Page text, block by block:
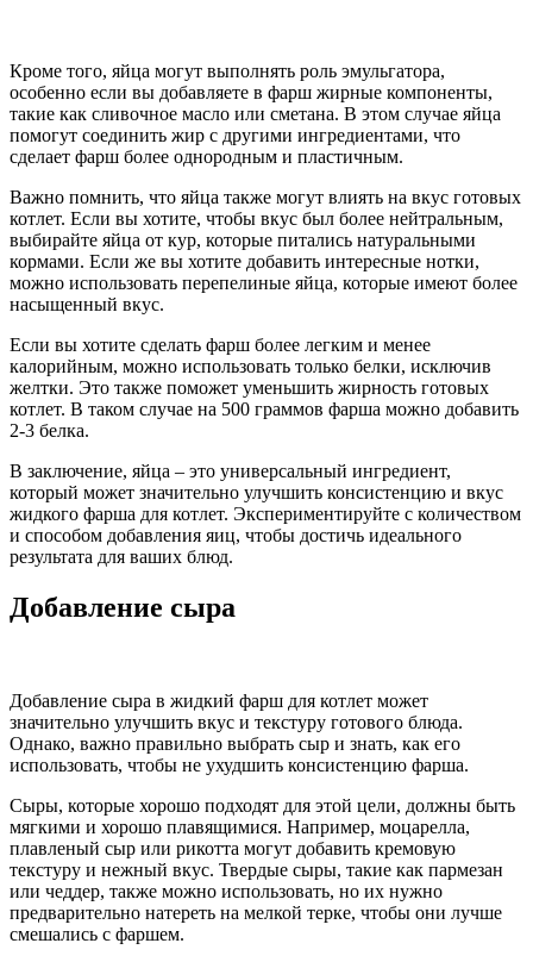
Кроме того, яйца могут выполнять роль эмульгатора,
особенно если вы добавляете в фарш жирные компоненты,
такие как сливочное масло или сметана. В этом случае яйца
помогут соединить жир с другими ингредиентами, что
сделает фарш более однородным и пластичным.
Важно помнить, что яйца также могут влиять на вкус готовых
котлет. Если вы хотите, чтобы вкус был более нейтральным,
выбирайте яйца от кур, которые питались натуральными
кормами. Если же вы хотите добавить интересные нотки,
можно использовать перепелиные яйца, которые имеют более
насыщенный вкус.
Если вы хотите сделать фарш более легким и менее
калорийным, можно использовать только белки, исключив
желтки. Это также поможет уменьшить жирность готовых
котлет. В таком случае на 500 граммов фарша можно добавить
2-3 белка.
В заключение, яйца – это универсальный ингредиент,
который может значительно улучшить консистенцию и вкус
жидкого фарша для котлет. Экспериментируйте с количеством
и способом добавления яиц, чтобы достичь идеального
результата для ваших блюд.
Добавление сыра
Добавление сыра в жидкий фарш для котлет может
значительно улучшить вкус и текстуру готового блюда.
Однако, важно правильно выбрать сыр и знать, как его
использовать, чтобы не ухудшить консистенцию фарша.
Сыры, которые хорошо подходят для этой цели, должны быть
мягкими и хорошо плавящимися. Например, моцарелла,
плавленый сыр или рикотта могут добавить кремовую
текстуру и нежный вкус. Твердые сыры, такие как пармезан
или чеддер, также можно использовать, но их нужно
предварительно натереть на мелкой терке, чтобы они лучше
смешались с фаршем.